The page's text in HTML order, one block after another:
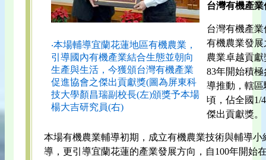
‧本場輔導宜蘭花蓮地區有機農業，
引導國內有機產業結合生態並朝向
生產與生活，今獲頒台灣有機產業
促進協會之傑出貢獻獎(圖為屏東科
技大學顏昌瑞副校長(左)頒獎予本場
楊大吉研究員(右)
台灣有機產
台灣有機產
有機農業發
農業卓越貢
83年開始積
導推動，轄區
頃，佔全國1/
傑出貢獻獎。
本場有機農業輔導初期，成立有機農業技術與輔導
導，更引導宜蘭花蓮的產業發展方向，自100年開始